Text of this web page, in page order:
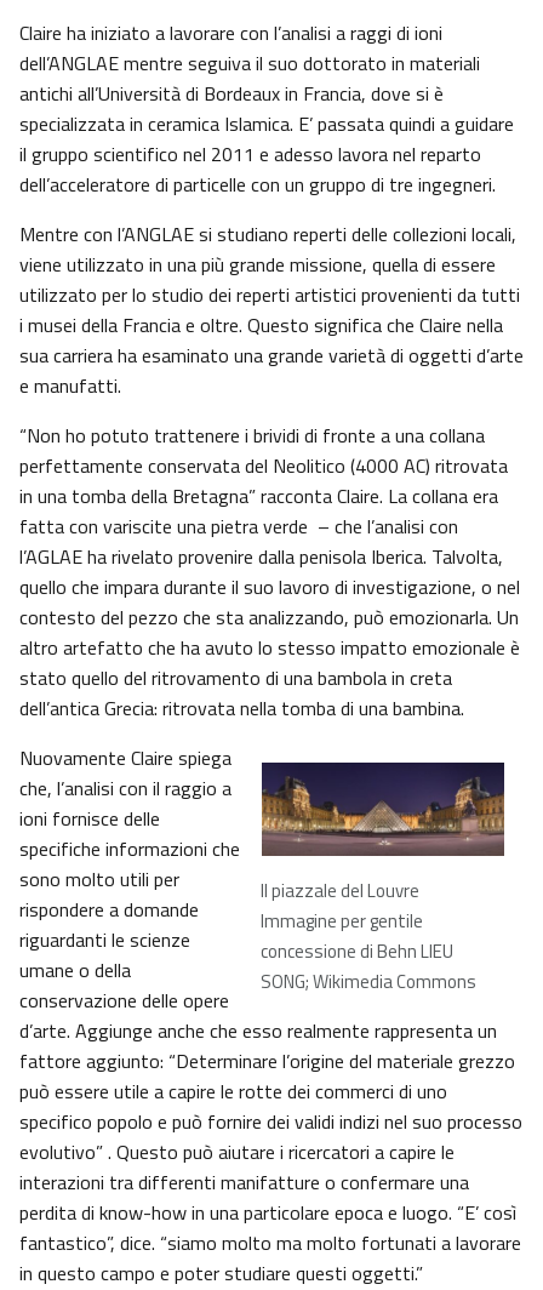
Claire ha iniziato a lavorare con l’analisi a raggi di ioni
dell’ANGLAE mentre seguiva il suo dottorato in materiali
antichi all’Università di Bordeaux in Francia, dove si è
specializzata in ceramica Islamica. E’ passata quindi a guidare
il gruppo scientifico nel 2011 e adesso lavora nel reparto
dell’acceleratore di particelle con un gruppo di tre ingegneri.
Mentre con l’ANGLAE si studiano reperti delle collezioni locali,
viene utilizzato in una più grande missione, quella di essere
utilizzato per lo studio dei reperti artistici provenienti da tutti
i musei della Francia e oltre. Questo significa che Claire nella
sua carriera ha esaminato una grande varietà di oggetti d’arte
e manufatti.
“Non ho potuto trattenere i brividi di fronte a una collana
perfettamente conservata del Neolitico (4000 AC) ritrovata
in una tomba della Bretagna” racconta Claire. La collana era
fatta con variscite una pietra verde – che l’analisi con
l’AGLAE ha rivelato provenire dalla penisola Iberica. Talvolta,
quello che impara durante il suo lavoro di investigazione, o nel
contesto del pezzo che sta analizzando, può emozionarla. Un
altro artefatto che ha avuto lo stesso impatto emozionale è
stato quello del ritrovamento di una bambola in creta
dell’antica Grecia: ritrovata nella tomba di una bambina.
Il piazzale del Louvre
Immagine per gentile
concessione di Behn LIEU
SONG; Wikimedia Commons
Nuovamente Claire spiega
che, l’analisi con il raggio a
ioni fornisce delle
specifiche informazioni che
sono molto utili per
rispondere a domande
riguardanti le scienze
umane o della
conservazione delle opere
d’arte. Aggiunge anche che esso realmente rappresenta un
fattore aggiunto: “Determinare l’origine del materiale grezzo
può essere utile a capire le rotte dei commerci di uno
specifico popolo e può fornire dei validi indizi nel suo processo
evolutivo” . Questo può aiutare i ricercatori a capire le
interazioni tra differenti manifatture o confermare una
perdita di know-how in una particolare epoca e luogo. “E’ così
fantastico”, dice. “siamo molto ma molto fortunati a lavorare
in questo campo e poter studiare questi oggetti.”